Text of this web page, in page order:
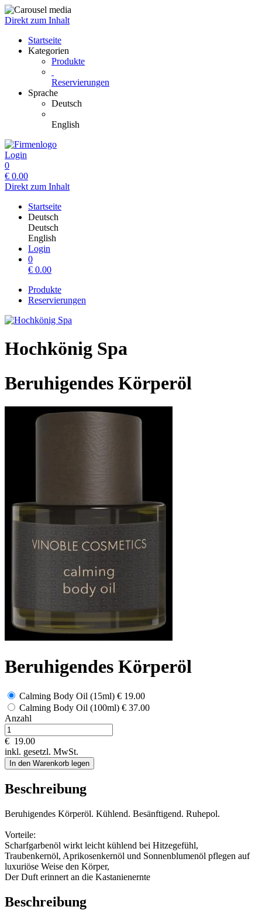
Direkt zum Inhalt
Startseite
Kategorien
Produkte
Reservierungen
Sprache
Deutsch
English
Login
0
€ 0.00
Direkt zum Inhalt
Startseite
Deutsch
Deutsch
English
Login
0
€ 0.00
Produkte
Reservierungen
Hochkönig Spa
Beruhigendes Körperöl
Beruhigendes Körperöl
Calming Body Oil (15ml) € 19.00
Calming Body Oil (100ml) € 37.00
Anzahl
€ 19.00
inkl. gesetzl. MwSt.
In den Warenkorb legen
Beschreibung
Beruhigendes Körperöl. Kühlend. Besänftigend. Ruhepol.
Vorteile:
Scharfgarbenöl wirkt leicht kühlend bei Hitzegefühl,
Traubenkernöl, Aprikosenkernöl und Sonnenblumenöl pflegen auf
luxuriöse Weise den Körper,
Der Duft erinnert an die Kastanienernte
Beschreibung